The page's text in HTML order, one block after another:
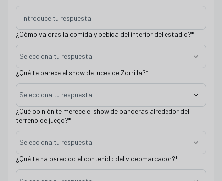
¿Cómo valoras la comida y bebida del interior del estadio?*
Selecciona tu respuesta
¿Qué te parece el show de luces de Zorrilla?*
Selecciona tu respuesta
¿Qué opinión te merece el show de banderas alrededor del
terreno de juego?*
Selecciona tu respuesta
¿Qué te ha parecido el contenido del videomarcador?*